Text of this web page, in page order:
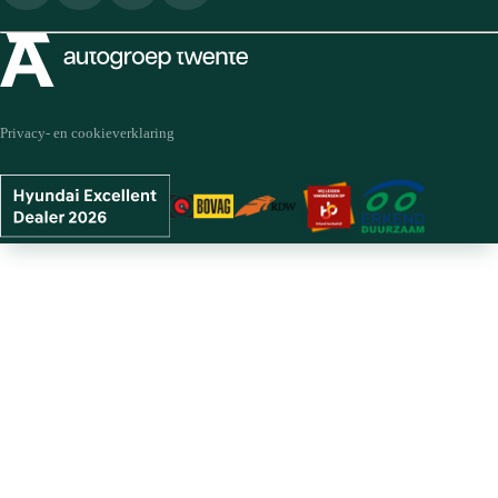
Privacy- en cookieverklaring